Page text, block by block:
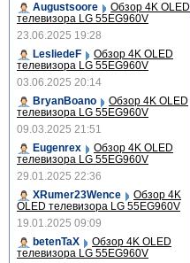
Augustsoore
Обзор 4K OLED
телевизора LG 55EG960V
23.06.2025 19:28
LesliedeF
Обзор 4K OLED
телевизора LG 55EG960V
03.06.2025 20:14
BryanBoano
Обзор 4K OLED
телевизора LG 55EG960V
09.03.2025 21:51
Eugenrex
Обзор 4K OLED
телевизора LG 55EG960V
29.01.2025 22:36
XRumer23Wence
Обзор 4K
OLED телевизора LG 55EG960V
19.01.2025 09:09
betenTaX
Обзор 4K OLED
телевизора LG 55EG960V